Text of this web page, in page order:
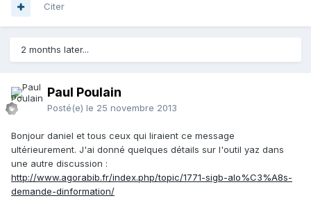
Citer
2 months later...
Paul Poulain
Posté(e) le 25 novembre 2013
Bonjour daniel et tous ceux qui liraient ce message
ultérieurement. J'ai donné quelques détails sur l'outil yaz dans
une autre discussion :
http://www.agorabib.fr/index.php/topic/1771-sigb-alo%C3%A8s-
demande-dinformation/